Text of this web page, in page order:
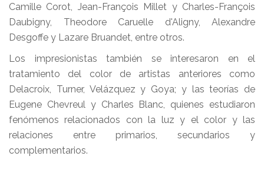
Camille Corot, Jean-François Millet y Charles-François
Daubigny, Theodore Caruelle d'Aligny, Alexandre
Desgoffe y Lazare Bruandet, entre otros.
Los impresionistas también se interesaron en el
tratamiento del color de artistas anteriores como
Delacroix, Turner, Velázquez y Goya; y las teorías de
Eugene Chevreul y Charles Blanc, quienes estudiaron
fenómenos relacionados con la luz y el color y las
relaciones entre primarios, secundarios y
complementarios.